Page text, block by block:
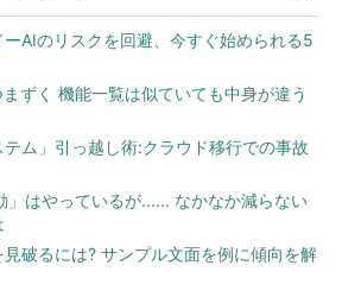
AIのリスクを回避、今すぐ始められる5
ずく 機能一覧は似ていても中身が違う
テム」引っ越し術:クラウド移行での事故
」はやっているが...... なかなか減らない
破るには? サンプル文面を例に傾向を解